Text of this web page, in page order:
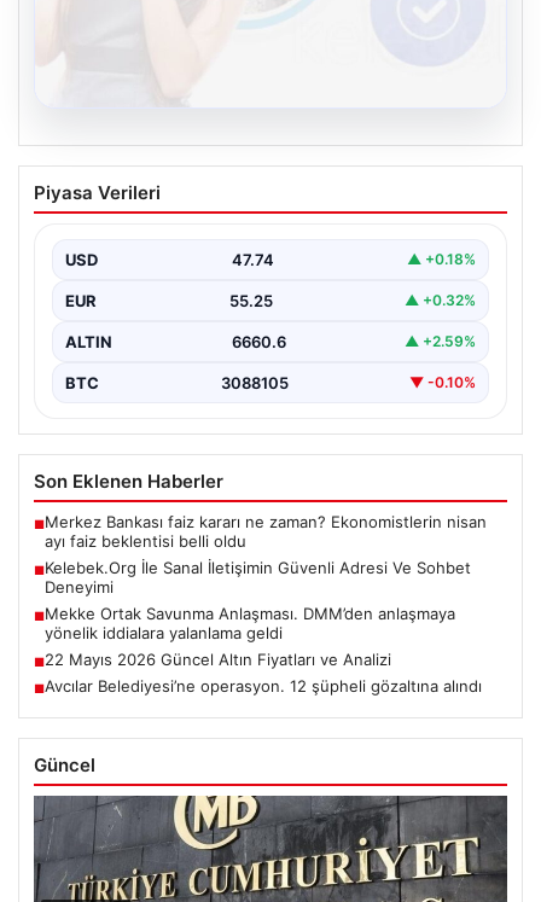
Kelebek.Org İle Sanal İletişimin Güvenli
Adresi Ve Sohbet Deneyimi
kurması kritik bir değer ifade etmektedir. Halen…
Piyasa Verileri
USD 47.74 ▲ +0.18%
EUR 55.25 ▲ +0.32%
ALTIN 6660.6 ▲ +2.59%
BTC 3088105 ▼ -0.10%
Son Eklenen Haberler
■Merkez Bankası faiz kararı ne zaman? Ekonomistlerin nisan
ayı faiz beklentisi belli oldu
■Kelebek.Org İle Sanal İletişimin Güvenli Adresi Ve Sohbet
Deneyimi
■Mekke Ortak Savunma Anlaşması. DMM’den anlaşmaya
yönelik iddialara yalanlama geldi
■22 Mayıs 2026 Güncel Altın Fiyatları ve Analizi
■Avcılar Belediyesi’ne operasyon. 12 şüpheli gözaltına alındı
Güncel